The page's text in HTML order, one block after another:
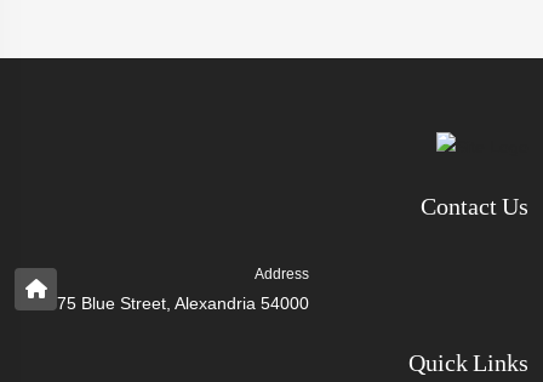
Contact Us
Address
75 Blue Street, Alexandria 54000
Quick Links